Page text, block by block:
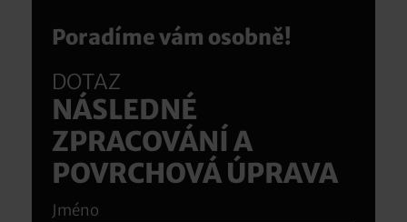
Poradíme vám osobně!
DOTAZ
NÁSLEDNÉ
ZPRACOVÁNÍ A
POVRCHOVÁ ÚPRAVA
Jméno